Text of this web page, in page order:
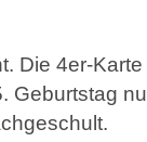
Die 4er-
Geburtstag